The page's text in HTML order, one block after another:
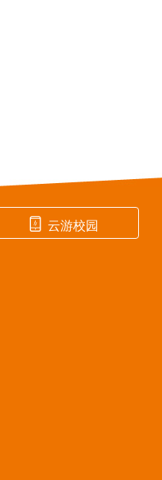
 云游校园